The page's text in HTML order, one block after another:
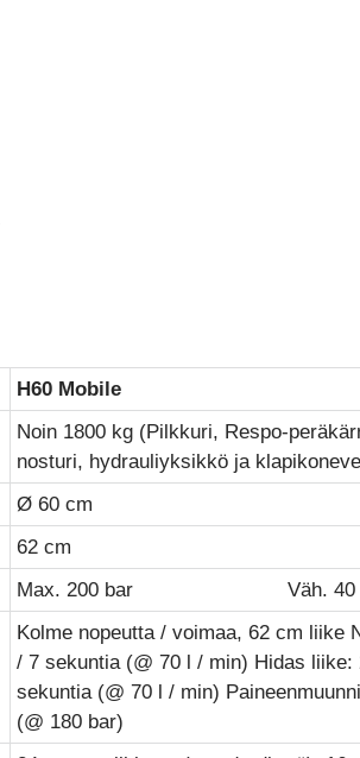
H60 Mobile
Noin 1800 kg (Pilkkuri, Respo-
nosturi, hydrauliyksikkö ja
Ø 60 cm
62 cm
Max. 200 bar Väh. 40 l
Kolme nopeutta / voimaa, 62 cm liike
/ 7 sekuntia (@ 70 l / min) Hidas liike:
sekuntia (@ 70 l / min)
(@ 180 bar)